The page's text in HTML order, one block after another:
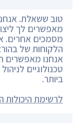
טוב ששאלת.
מאפשרים לך
מסמכים אחרים.
הלקוחות של
אנחנו מאפשרים
טכנולוגיים
ביותר.
לרשימת היכולות